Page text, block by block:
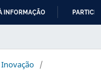
INFORMAÇÃO
Inovação /